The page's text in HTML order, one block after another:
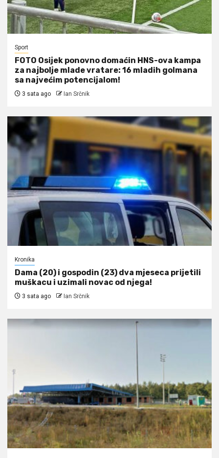
Sport
FOTO Osijek ponovno domaćin HNS-ova kampa
za najbolje mlade vratare: 16 mladih golmana
sa najvećim potencijalom!
3 sata ago Ian Srčnik
Kronika
Dama (20) i gospodin (23) dva mjeseca prijetili
muškacu i uzimali novac od njega!
3 sata ago Ian Srčnik